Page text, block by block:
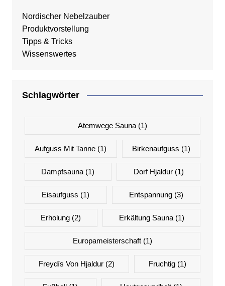
Nordischer Nebelzauber
Produktvorstellung
Tipps & Tricks
Wissenswertes
Schlagwörter
Atemwege Sauna(1)
Aufguss Mit Tanne (1) Birkenaufguss (1)
Dampfsauna (1) Dorf Hjaldur(1)
Eisaufguss (1) Entspannung(3)
Erholung (2) Erkältung Sauna(1)
Europameisterschaft(1)
Freydís Von Hjaldur (2) Fruchtig(1)